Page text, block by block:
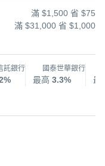
滿 $1,500 省 $75
滿 $31,000 省 $1,000
託銀行 國泰世華銀行
最高 3.3% 最